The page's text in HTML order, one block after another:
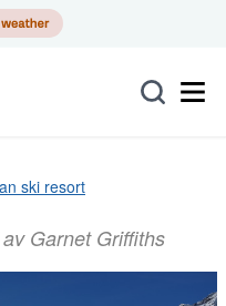
ski resort
av Garnet Griffiths